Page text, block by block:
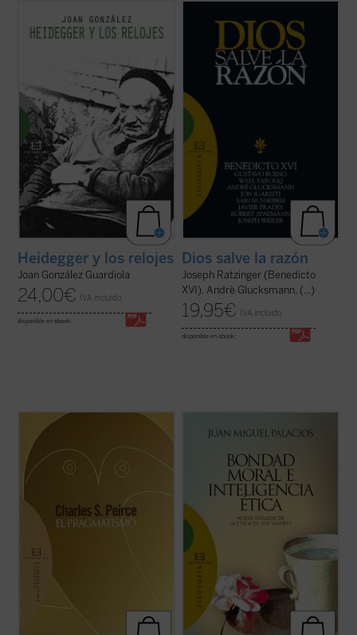
filosofía del siglo XX ha levantado sobre el
tiempo es la famosa tesis de Heidegger
(ver ficha)
Heidegger y los relojes
Joan González Guardiola
24,00€ IVA incluido
disponible en ebook:
naturaleza de Dios» (Manuel II Paleólogo)
Diversos intelectuales de primera línea,
provenientes de diferentes países,
tradiciones religiosas y posiciones
culturales, se dan cita en este ... (ver ficha)
Dios salve la razón
Joseph Ratzinger (Benedicto
XVI), Andrè Glucksmann, (...)
19,95€ IVA incluido
disponible en ebook:
En los últimos años de su vida, Charles S.
Peirce, «el intelecto más original y versátil
que América ha producido», retoma
muchas cuestiones dentro de su evolución
intelectual y trata de dar una forma
definitiva al sistema de su pensamiento. ...
los valores y la ética fundada en ellos
habla tan sólo de valores bursátiles. Ahora
también los pedagogos ensayan desde sus
tarimas la educación en valores, ...